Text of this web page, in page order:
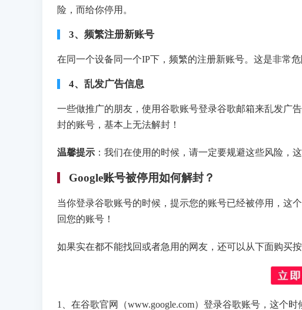
险，而给你停用。
3、频繁注册新账号
在同一个设备同一个IP下，频繁的注册新账号。这是非常
4、乱发广告信息
一些做推广的朋友，使用谷歌账号登录谷歌邮箱来乱发广
封的账号，基本上无法解封！
温馨提示 ：我们在使用的时候，请一定要规避这些风险，
Google账号被停用如何解封？
当你登录谷歌账号的时候，提示您的账号已经被停用，这
回您的账号！
如果实在都不能找回或者急用的网友，还可以从下面购买
1、在谷歌官网（www.google.com）登录谷歌账号，这个